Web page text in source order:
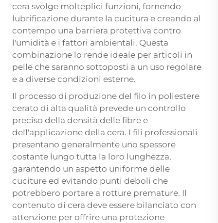
cera svolge molteplici funzioni, fornendo
lubrificazione durante la cucitura e creando al
contempo una barriera protettiva contro
l'umidità e i fattori ambientali. Questa
combinazione lo rende ideale per articoli in
pelle che saranno sottoposti a un uso regolare
e a diverse condizioni esterne.
Il processo di produzione del filo in poliestere
cerato di alta qualità prevede un controllo
preciso della densità delle fibre e
dell'applicazione della cera. I fili professionali
presentano generalmente uno spessore
costante lungo tutta la loro lunghezza,
garantendo un aspetto uniforme delle
cuciture ed evitando punti deboli che
potrebbero portare a rotture premature. Il
contenuto di cera deve essere bilanciato con
attenzione per offrire una protezione